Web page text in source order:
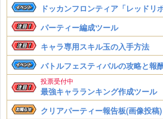
ドッカンフロンティア「レッドリ
パーティー編成ツール
キャラ専用スキル玉の入手方法
バトルフェスティバルの攻略と報
投票受付中
最強キャラランキング作成ツール
クリアパーティー報告板(画像投稿)